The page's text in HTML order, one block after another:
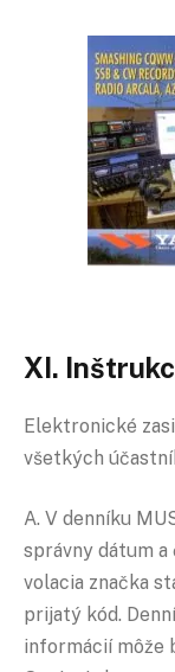
XI.
Elektronické
všetkých
A. V denníku
správny dátum a
volacia značka
prijatý kód.
informácií môže